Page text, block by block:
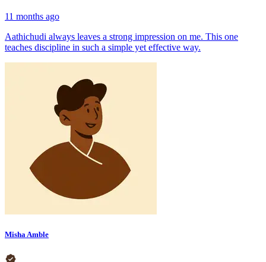
11 months ago
Aathichudi always leaves a strong impression on me. This one
teaches discipline in such a simple yet effective way.
Misha Amble